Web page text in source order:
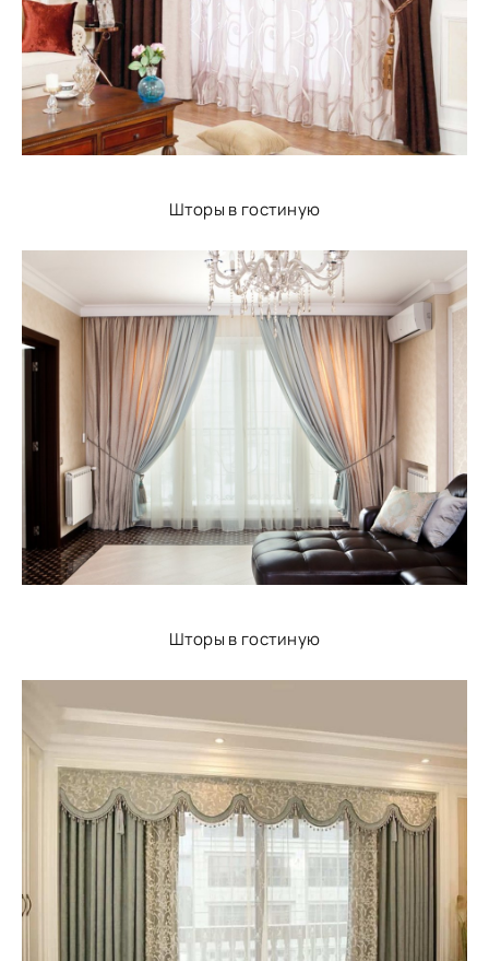
Шторы в гостиную
Шторы в гостиную